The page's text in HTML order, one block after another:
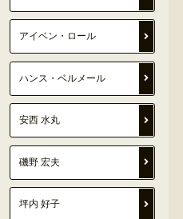
アイベン・ロール
ハンス・ベルメール
安西 水丸
磯野 宏夫
坪内 好子